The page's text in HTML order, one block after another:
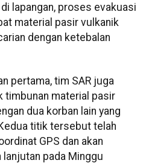
lapangan, proses evakuasi
material pasir vulkanik
dengan ketebalan
pertama, tim SAR juga
timbunan material pasir
dua korban lain yang
titik tersebut telah
GPS dan akan
pada Minggu